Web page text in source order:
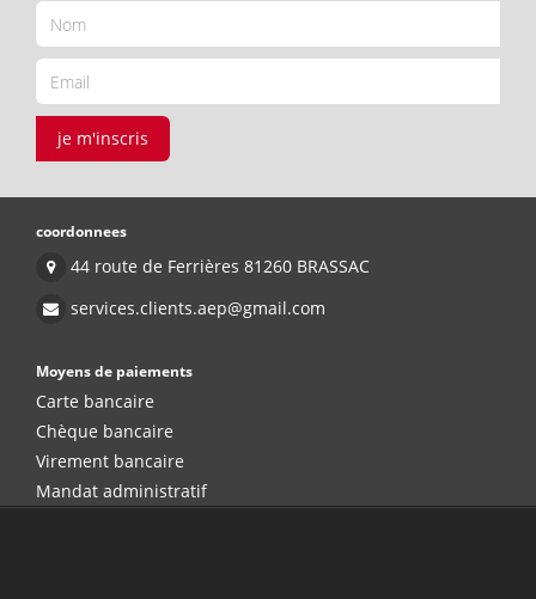
je m'inscris
coordonnees
44 route de Ferrières 81260 BRASSAC
services.clients.aep@gmail.com
Moyens de paiements
Carte bancaire
Chèque bancaire
Virement bancaire
Mandat administratif